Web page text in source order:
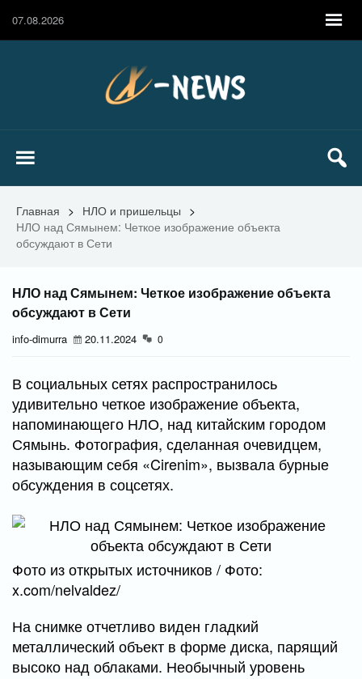
07.08.2026
Главная > НЛО и пришельцы >
НЛО над Сямынем: Четкое изображение объекта
обсуждают в Сети
НЛО над Сямынем: Четкое изображение объекта
обсуждают в Сети
info-dimurra 20.11.2024 0
В социальных сетях распространилось
удивительно четкое изображение объекта,
напоминающего НЛО, над китайским городом
Сямынь. Фотография, сделанная очевидцем,
называющим себя «Cirenim», вызвала бурные
обсуждения в соцсетях.
Фото из открытых источников / Фото:
x.com/nelvaldez/
На снимке отчетливо виден гладкий
металлический объект в форме диска, парящий
высоко над облаками. Необычный уровень